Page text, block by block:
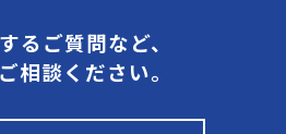
るご質問など、
相談ください。